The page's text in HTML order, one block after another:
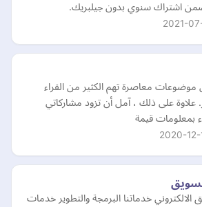
اشتراك سنوي بدون جيلبريك.
2021-
موضوعات معاصرة تهم الكثير من القراء
علاوة على ذلك ، آمل أن تزود مشاركاتي
بمعلومات قيمة
2020-12-
خدماتنا البرمجة والتطوير خدمات